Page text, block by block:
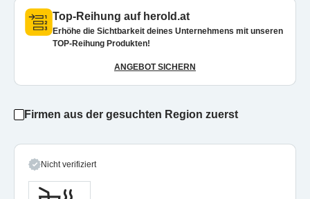
Top-Reihung auf herold.at
Erhöhe die Sichtbarkeit deines Unternehmens mit unseren
TOP-Reihung Produkten!
ANGEBOT SICHERN
Firmen aus der gesuchten Region zuerst
Nicht verifiziert